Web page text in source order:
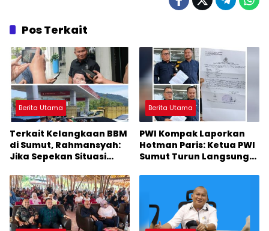
Pos Terkait
Berita Utama
Terkait Kelangkaan BBM
di Sumut, Rahmansyah:
Jika Sepekan Situasi
Sumut Keluarkan
Rekomendasi
Berita Utama
PWI Kompak Laporkan
Hotman Paris: Ketua PWI
Sumut Turun Langsung